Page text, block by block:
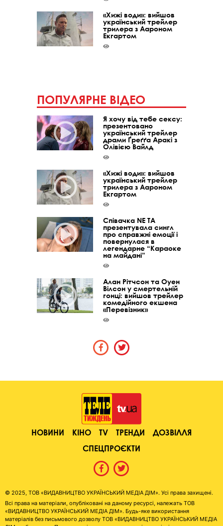
«Хижі води»: вийшов
український трейлер
трилера з Аароном
Екгартом
ПОПУЛЯРНЕ ВІДЕО
Я хочу від тебе сексу:
презентовано
український трейлер
драми Ґреґґа Аракі з
Олівією Вайлд
«Хижі води»: вийшов
український трейлер
трилера з Аароном
Екгартом
Співачка NE TA
презентувала сингл
про справжні емоції і
повернулася в
легендарне “Караоке
на майдані”
Алан Рітчсон та Оуен
Вілсон у смертельній
гонці: вийшов трейлер
комедійного екшена
«Перевізник»
НОВИНИ КІНО TV ТРЕНДИ
ДОЗВІЛЛЯ
СПЕЦПРОЄКТИ
© 2025, ТОВ «ВИДАВНИЦТВО УКРАЇНСЬКИЙ МЕДІА ДІМ». Усі права захищені.
Всі права на матеріали, опубліковані на даному ресурсі, належать ТОВ
«ВИДАВНИЦТВО УКРАЇНСЬКИЙ МЕДІА ДІМ». Будь-яке використання
матеріалів без письмового дозволу ТОВ «ВИДАВНИЦТВО УКРАЇНСЬКИЙ МЕДІА